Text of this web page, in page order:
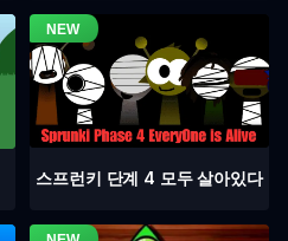
스프런키 단계 4 모두 살아있다